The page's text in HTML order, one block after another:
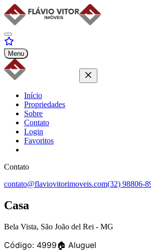
Menu
Início
Propriedades
Sobre
Contato
Login
Favoritos
Contato
contato@flaviovitorimoveis.com(32) 98806-
Casa
Bela Vista, São João del Rei - MG
Código: 4999🏠 Aluguel